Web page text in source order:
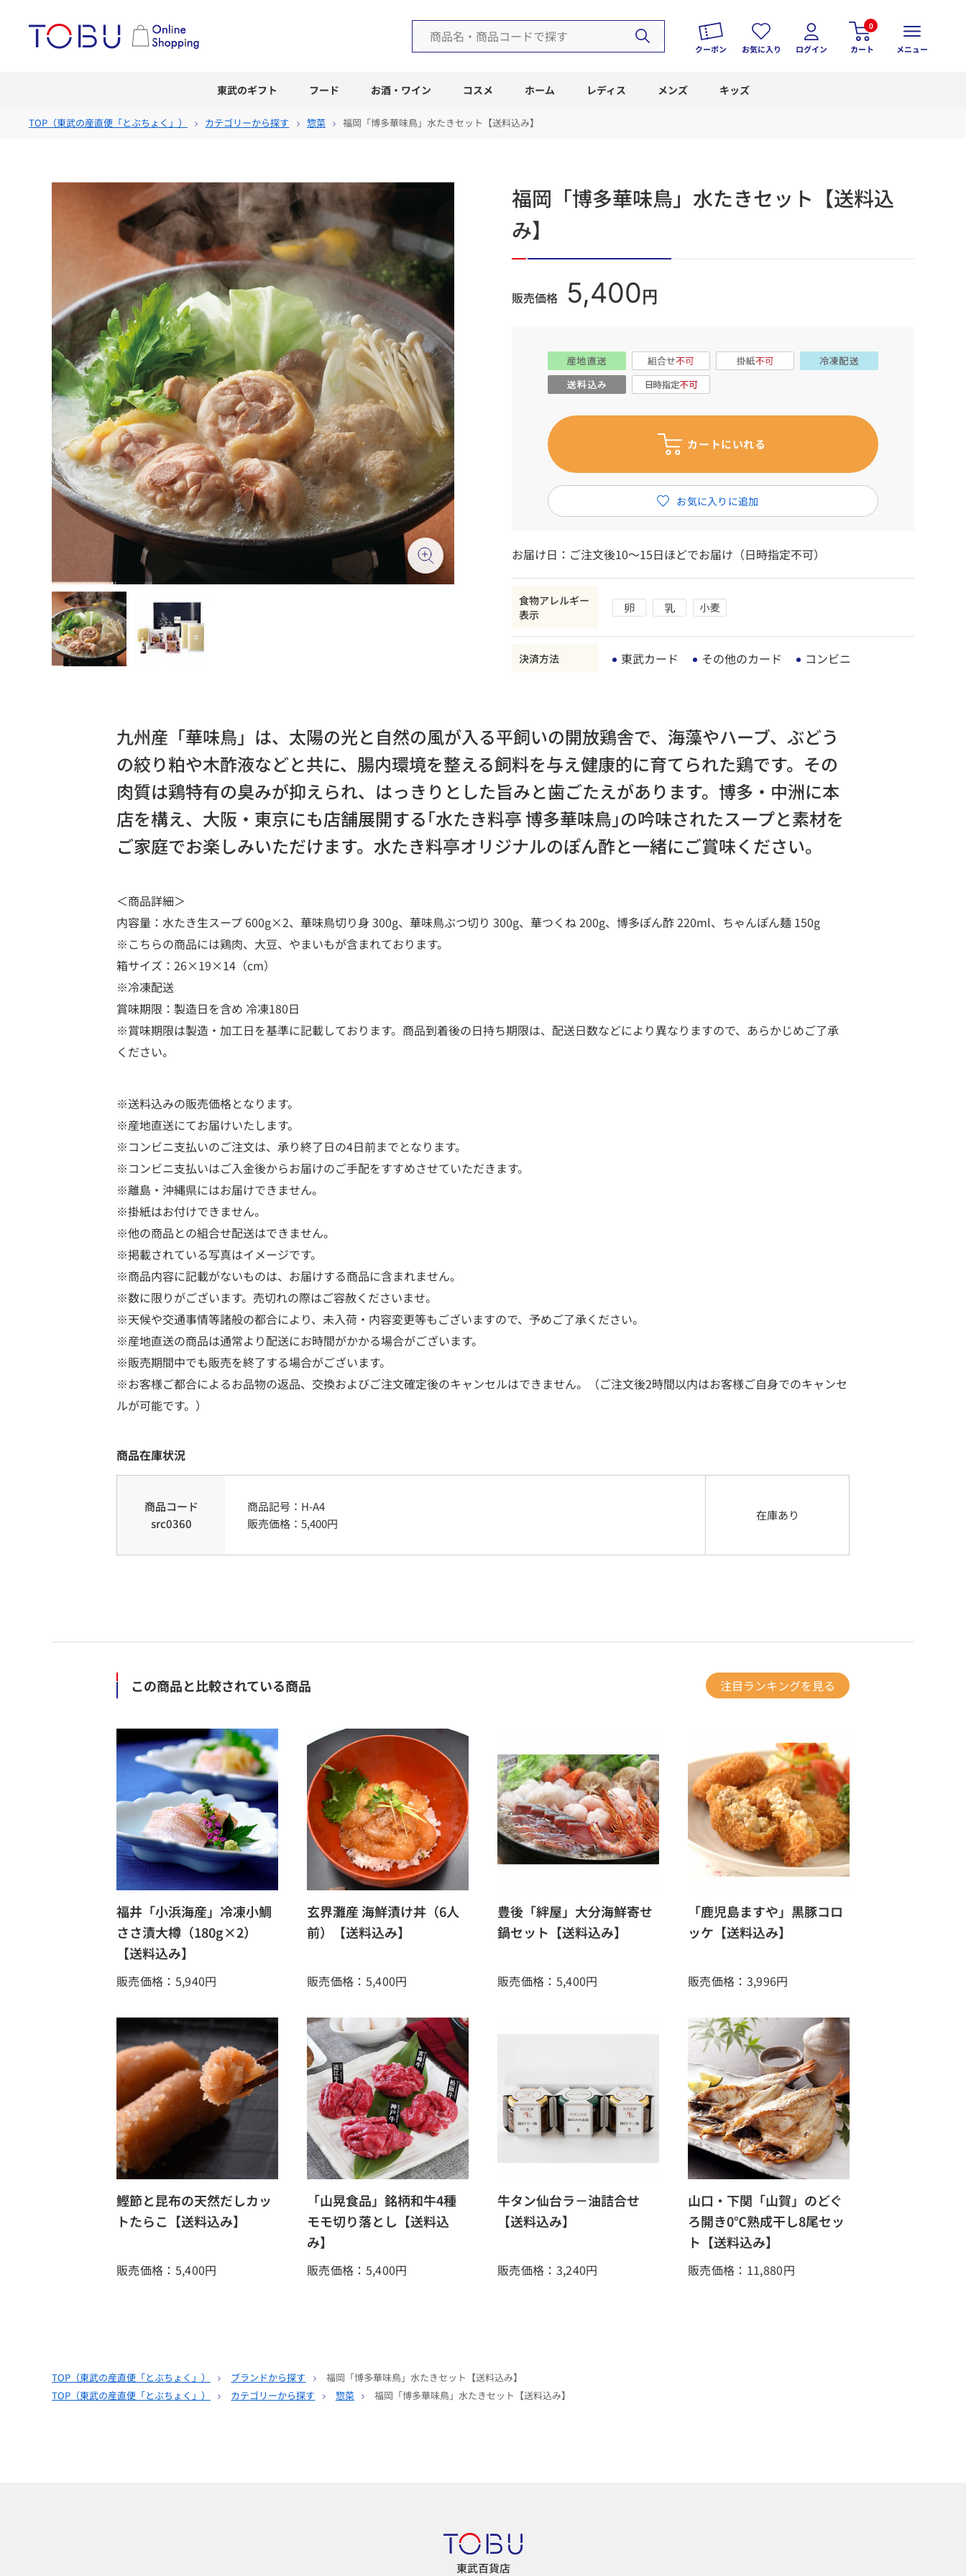
クーポン お気に入り ログイン
0
カート メニュー
東武のギフト フード お酒・ワイン コスメ ホーム レディス メンズ キッズ
TOP（東武の産直便「とぶちょく」 ） カテゴリーから探す 惣菜 福岡「博多華味鳥」水たきセット【送料込み】
福岡「博多華味鳥」水たきセット【送料込
み】
販売価格 5,400円
お届け日：ご注文後10～15日ほどでお届け（日時指定不可）
食物アレルギー
表示
決済方法 東武カード その他のカード コンビニ
九州産「華味鳥」は、太陽の光と自然の風が入る平飼いの開放鶏舎で、海藻やハーブ、ぶどう
の絞り粕や木酢液などと共に、腸内環境を整える飼料を与え健康的に育てられた鶏です。その
肉質は鶏特有の臭みが抑えられ、はっきりとした旨みと歯ごたえがあります。博多・中洲に本
店を構え、大阪・東京にも店舗展開する｢水たき料亭 博多華味鳥｣の吟味されたスープと素材を
ご家庭でお楽しみいただけます。水たき料亭オリジナルのぽん酢と一緒にご賞味ください。
＜商品詳細＞
内容量：水たき生スープ 600g×2、華味鳥切り身 300g、華味鳥ぶつ切り 300g、華つくね 200g、博多ぽん酢 220ml、ちゃんぽん麺 150g
※こちらの商品には鶏肉、大豆、やまいもが含まれております。
箱サイズ：26×19×14（cm）
※冷凍配送
賞味期限：製造日を含め 冷凍180日
※賞味期限は製造・加工日を基準に記載しております。商品到着後の日持ち期限は、配送日数などにより異なりますので、あらかじめご了承
ください。
※送料込みの販売価格となります。
※産地直送にてお届けいたします。
※コンビニ支払いのご注文は、承り終了日の4日前までとなります。
※コンビニ支払いはご入金後からお届けのご手配をすすめさせていただきます。
※離島・沖縄県にはお届けできません。
※掛紙はお付けできません。
※他の商品との組合せ配送はできません。
※掲載されている写真はイメージです。
※商品内容に記載がないものは、お届けする商品に含まれません。
※数に限りがございます。売切れの際はご容赦くださいませ。
※天候や交通事情等諸般の都合により、未入荷・内容変更等もございますので、予めご了承ください。
※産地直送の商品は通常より配送にお時間がかかる場合がございます。
※販売期間中でも販売を終了する場合がございます。
※お客様ご都合によるお品物の返品、交換およびご注文確定後のキャンセルはできません。（ご注文後2時間以内はお客様ご自身でのキャンセ
ルが可能です。）
商品在庫状況
商品コード
src0360
商品記号： H-A4
販売価格： 5,400円
在庫あり
この商品と比較されている商品 注目ランキングを見る
福井「小浜海産」冷凍小鯛
ささ漬大樽（180g×2）
【送料込み】
販売価格：5,940円
玄界灘産 海鮮漬け丼（6人
前）【送料込み】
販売価格：5,400円
豊後「絆屋」大分海鮮寄せ
鍋セット【送料込み】
販売価格：5,400円
「鹿児島ますや」黒豚コロ
ッケ【送料込み】
販売価格：3,996円
鰹節と昆布の天然だしカッ
トたらこ【送料込み】
販売価格：5,400円
「山晃食品」銘柄和牛4種
モモ切り落とし【送料込
み】
販売価格：5,400円
牛タン仙台ラ－油詰合せ
【送料込み】
販売価格：3,240円
山口・下関「山賀」のどぐ
ろ開き0℃熟成干し8尾セッ
ト【送料込み】
販売価格：11,880円
TOP（東武の産直便「とぶちょく」 ） ブランドから探す
福岡「博多華味鳥」水たきセット【送料込み】
TOP（東武の産直便「とぶちょく」 ） カテゴリーから探す 惣菜 福岡「博多華味鳥」水たきセット【送料込み】
東武百貨店